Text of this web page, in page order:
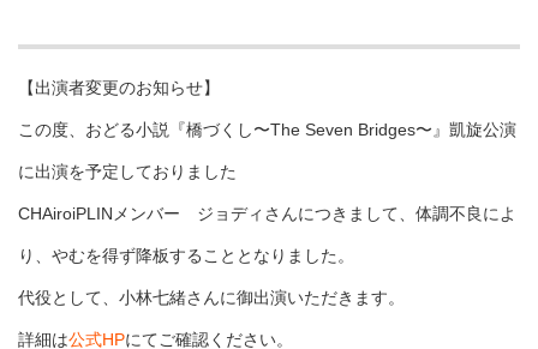
【出演者変更のお知らせ】
この度、おどる小説『橋づくし〜The Seven Bridges〜』凱旋公演
に出演を予定しておりました
CHAiroiPLINメンバー ジョディさんにつきまして、体調不良によ
り、やむを得ず降板することとなりました。
代役として、小林七緒さんに御出演いただきます。
詳細は公式HPにてご確認ください。